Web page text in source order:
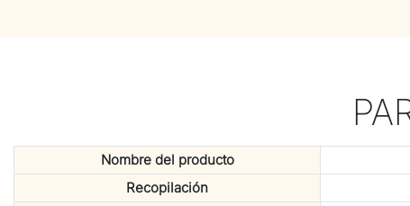
Nombre del producto
Recopilación